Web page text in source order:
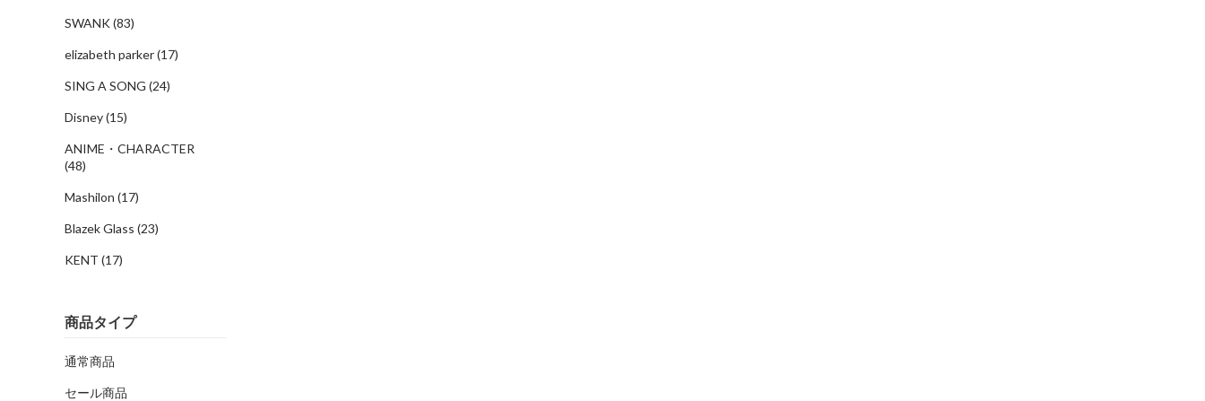
SWANK(83)
elizabeth parker(17)
SING A SONG (24)
Disney(15)
ANIME・CHARACTER
(48)
Mashilon (17)
Blazek Glass (23)
KENT (17)
商品タイプ
通常商品
セール商品